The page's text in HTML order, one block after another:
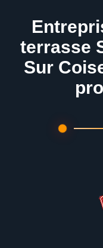
terrasse
Sur